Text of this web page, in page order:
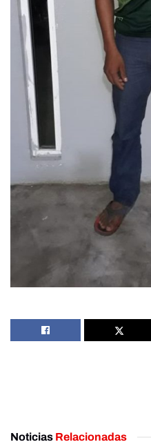
Noticias Relacionadas